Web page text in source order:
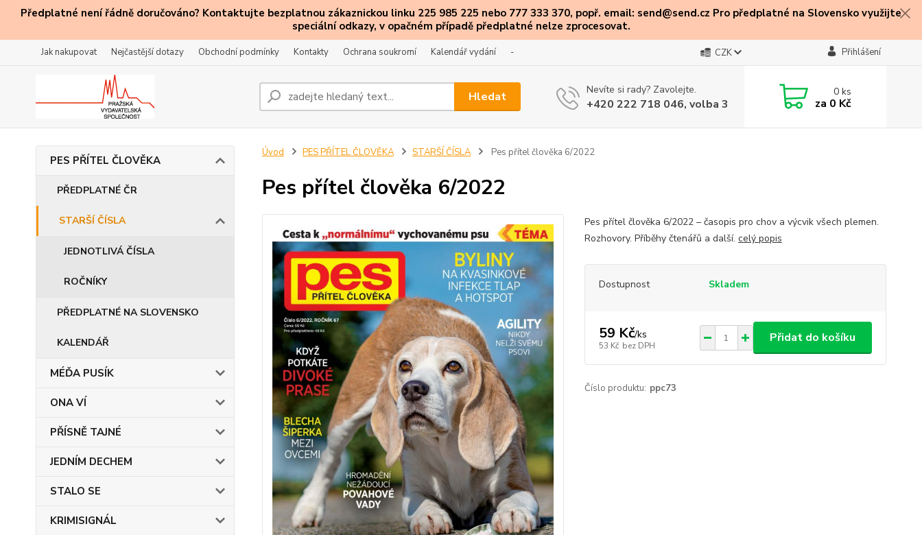
Předplatné není řádně doručováno? Kontaktujte bezplatnou zákaznickou linku 225 985 225 nebo 777 333 370, popř. email: send@send.cz Pro předplatné na Slovensko využijte
speciální odkazy, v opačném případě předplatné nelze zprocesovat.
Jak nakupovat Nejčastější dotazy Obchodní podmínky Kontakty Ochrana soukromí Kalendář vydání - CZK Přihlášení
Hledat Nevíte si rady? Zavolejte.
+420 222 718 046, volba 3
0ks
za 0 Kč
PES PŘÍTEL ČLOVĚKA
PŘEDPLATNÉ ČR
STARŠÍ ČÍSLA
JEDNOTLIVÁ ČÍSLA
ROČNÍKY
PŘEDPLATNÉ NA SLOVENSKO
KALENDÁŘ
MÉĎA PUSÍK
ONA VÍ
PŘÍSNĚ TAJNÉ
JEDNÍM DECHEM
STALO SE
KRIMISIGNÁL
Úvod PES PŘÍTEL ČLOVĚKA STARŠÍ ČÍSLA Pes přítel člověka 6/2022
Pes přítel člověka 6/2022
Pes přítel člověka 6/2022 – časopis pro chov a výcvik všech plemen.
Rozhovory. Příběhy čtenářů a další. celý popis
Dostupnost Skladem
59 Kč/ks
53 Kč bez DPH
Přidat do košíku
Číslo produktu: ppc73